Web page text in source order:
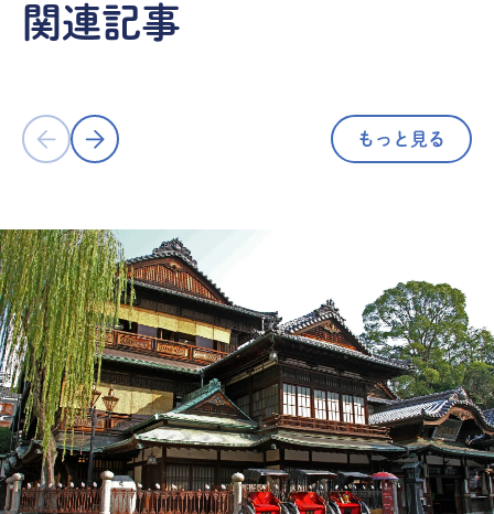
関連記事
所」に選出！「西の京」と謳われる、
歴史と自然の豊かな山口市。 SLやま
もっと見る